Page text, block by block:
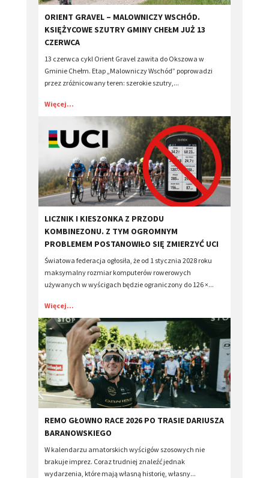
​ORIENT GRAVEL – MALOWNICZY WSCHÓD.
KSIĘŻYCOWE SZUTRY GMINY CHEŁM JUŻ 13
CZERWCA
13 czerwca cykl Orient Gravel zawita do Okszowa w
Gminie Chełm. Etap „Malowniczy Wschód” poprowadzi
przez zróżnicowany teren: szerokie szutry,...
Więcej...
LICZNIK I KIESZONKA Z PRZODU
KOMBINEZONU. Z TYM OGROMNYM
PROBLEMEM POSTANOWIŁO SIĘ ZMIERZYĆ UCI
Światowa federacja ogłosiła, że od 1 stycznia 2028 roku
maksymalny rozmiar komputerów rowerowych
używanych w wyścigach będzie ograniczony do 126 ×...
Więcej...
​REMO GŁOWNO RACE 2026 PO TRASIE DARIUSZA
BARANOWSKIEGO
W kalendarzu amatorskich wyścigów szosowych nie
brakuje imprez. Coraz trudniej znaleźć jednak
wydarzenia, które mają własną historię, własny...